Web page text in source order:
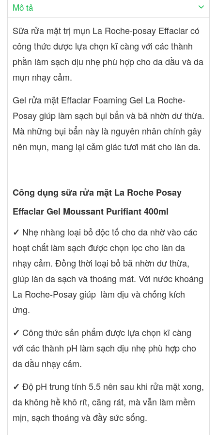
da mụn, da nhạy cảm. Những làn da này đang cần làm sạch một
cách “chuyên nghiệp” với hiệu quả cao. Hướng dẫn sử dụng gel
rửa mặt cho da dầu mụn La Roche-Posay Effaclar Gel Moussant
Purifiant – Sử dụng hằng ngày vào buổi sáng và tối. – Làm ẩm da
với nước ấm, cho một lượng vừa đủ sữa rửa mặt La Roche-
Posay ra tay, tạo bọt. Thoa sản phẩm lên mặt, tránh vùng da
quanh mắt. – Massage nhẹ nhàng, sau đó rửa sạch lại với nước
nước hoa hồng La Roche-Posay.
Mô tả
Sữa rửa mặt trị mụn La Roche-posay Effaclar có
công thức được lựa chọn kĩ càng với các thành
phần làm sạch dịu nhẹ phù hợp cho da dầu và da
mụn nhạy cảm.
Gel rửa mặt Effaclar Foaming Gel La Roche-
Posay giúp làm sạch bụi bẩn và bã nhờn dư thừa.
Mà những bụi bẩn này là nguyên nhân chính gây
nên mụn, mang lại cảm giác tươi mát cho làn da.
Công dụng sữa rửa mặt La Roche Posay
Effaclar Gel Moussant Purifiant 400ml
✓ Nhẹ nhàng loại bỏ độc tố cho da nhờ vào các
hoạt chất làm sạch được chọn lọc cho làn da
nhạy cảm. Đồng thời loại bỏ bã nhờn dư thừa,
giúp làn da sạch và thoáng mát. Với nước khoáng
La Roche-Posay giúp làm dịu và chống kích
ứng.
✓ Công thức sản phẩm được lựa chọn kĩ càng
với các thành pH làm sạch dịu nhẹ phù hợp cho
da dầu nhạy cảm.
✓ Độ pH trung tính 5.5 nên sau khi rửa mặt xong,
da không hề khô rít, căng rát, mà vẫn làm mềm
mịn, sạch thoáng và đầy sức sống.